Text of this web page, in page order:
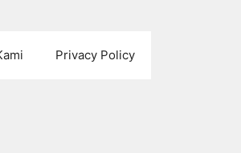
Privacy Policy